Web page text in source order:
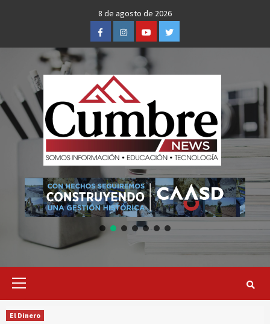
8 de agosto de 2026
FacebookInstagramYoutubeTwitter
Primary
El Dinero